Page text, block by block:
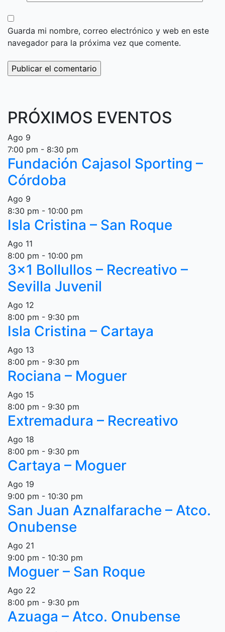
Guarda mi nombre, correo electrónico y web en este
navegador para la próxima vez que comente.
PRÓXIMOS EVENTOS
Ago 9
7:00 pm - 8:30 pm
Fundación Cajasol Sporting –
Córdoba
Ago 9
8:30 pm - 10:00 pm
Isla Cristina – San Roque
Ago 11
8:00 pm - 10:00 pm
3×1 Bollullos – Recreativo –
Sevilla Juvenil
Ago 12
8:00 pm - 9:30 pm
Isla Cristina – Cartaya
Ago 13
8:00 pm - 9:30 pm
Rociana – Moguer
Ago 15
8:00 pm - 9:30 pm
Extremadura – Recreativo
Ago 18
8:00 pm - 9:30 pm
Cartaya – Moguer
Ago 19
9:00 pm - 10:30 pm
San Juan Aznalfarache – Atco.
Onubense
Ago 21
9:00 pm - 10:30 pm
Moguer – San Roque
Ago 22
8:00 pm - 9:30 pm
Azuaga – Atco. Onubense